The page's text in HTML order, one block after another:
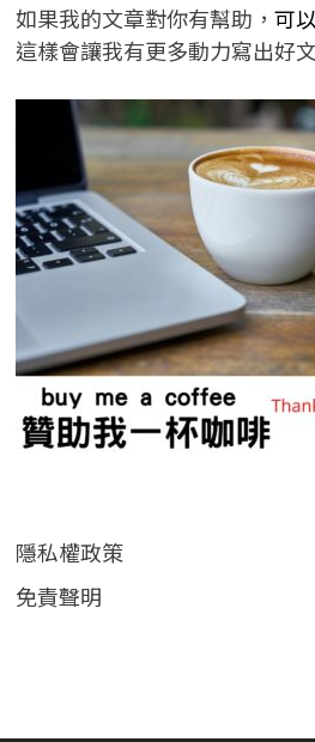
如果我的文章對你有幫助， 可
這樣會讓我有更多動力寫出好
隱私權政策
免責聲明